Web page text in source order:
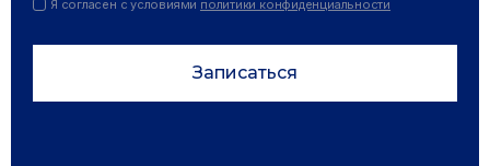
Я согласен с условиями политики конфиденциальности
Записаться